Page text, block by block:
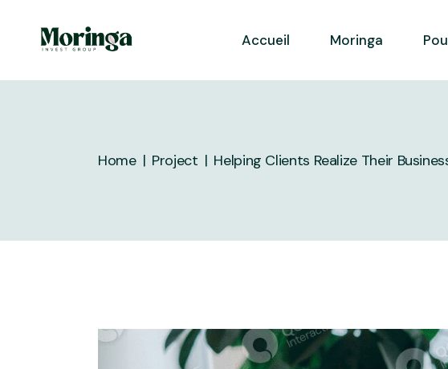
content Accueil Moringa
Home Project Helping Clients Realize Their